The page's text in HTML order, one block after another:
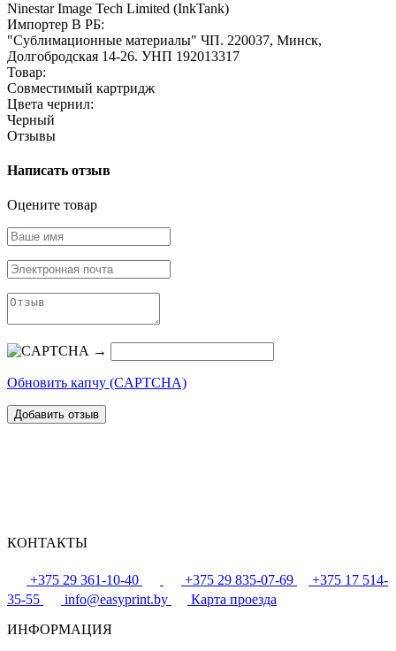
Ninestar Image Tech Limited (InkTank)
Импортер В РБ:
"Сублимационные материалы" ЧП. 220037, Минск,
Долгобродская 14-26. УНП 192013317
Товар:
Совместимый картридж
Цвета чернил:
Черный
Отзывы
Написать отзыв
Оцените товар
→
Обновить капчу (CAPTCHA)
КОНТАКТЫ
+375 29 361-10-40 +375 29 835-07-69
+375 17 514-
35-55
info@easyprint.by
Карта проезда
ИНФОРМАЦИЯ